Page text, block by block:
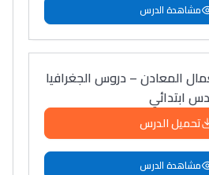
مشاهدة الدرس
المعادن – دروس الجغرافيا
ابتدائي
تحميل الدرس
مشاهدة الدرس